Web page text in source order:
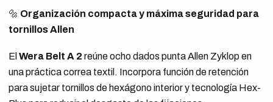
🔩 Organización compacta y máxima seguridad para
tornillos Allen
El Wera Belt A 2 reúne ocho dados punta Allen Zyklop en
una práctica correa textil. Incorpora función de retención
para sujetar tornillos de hexágono interior y tecnología Hex-